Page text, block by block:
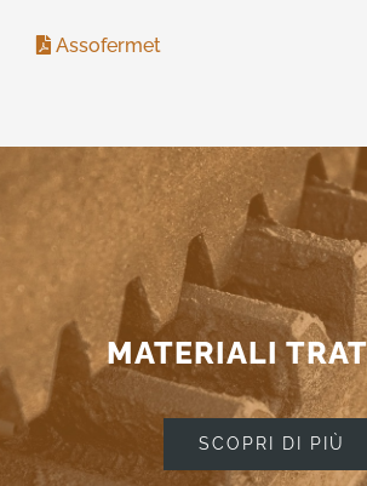
Assofermet
MATERIALI
SCOPRI DI PIÙ